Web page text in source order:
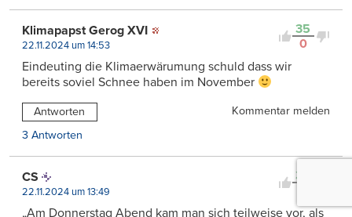
35
0
Klimapapst Gerog XVI
22.11.2024 um 14:53
Eindeuting die Klimaerwärumung schuld dass wir
bereits soviel Schnee haben im November
Antworten
Kommentar melden
3 Antworten
35
CS
22.11.2024 um 13:49
„Am Donnerstag Abend kam man sich teilweise vor, als